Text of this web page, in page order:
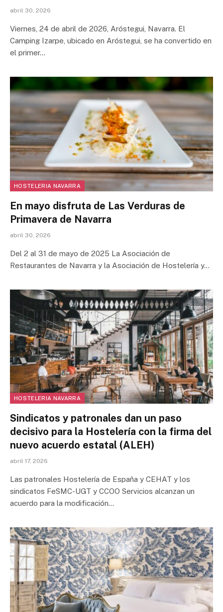
abril 30, 2026
Viernes, 24 de abril de 2026, Aróstegui, Navarra. El
Camping Izarpe, ubicado en Aróstegui, se ha convertido en
el primer…
HOSTELERIA NAVARRA
En mayo disfruta de Las Verduras de
Primavera de Navarra
abril 30, 2026
Del 2 al 31 de mayo de 2025 La Asociación de
Restaurantes de Navarra y la Asociación de Hostelería y…
HOSTELERIA NAVARRA
Sindicatos y patronales dan un paso
decisivo para la Hostelería con la firma del
nuevo acuerdo estatal (ALEH)
abril 17, 2026
Las patronales Hostelería de España y CEHAT y los
sindicatos FeSMC-UGT y CCOO Servicios alcanzan un
acuerdo para la modificación…